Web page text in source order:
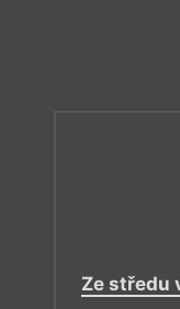
Ze středu